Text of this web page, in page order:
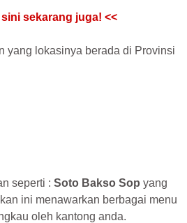
yang lokasinya berada di Provinsi
seperti : Soto Bakso Sop yang
ini menawarkan berbagai menu
oleh kantong anda.